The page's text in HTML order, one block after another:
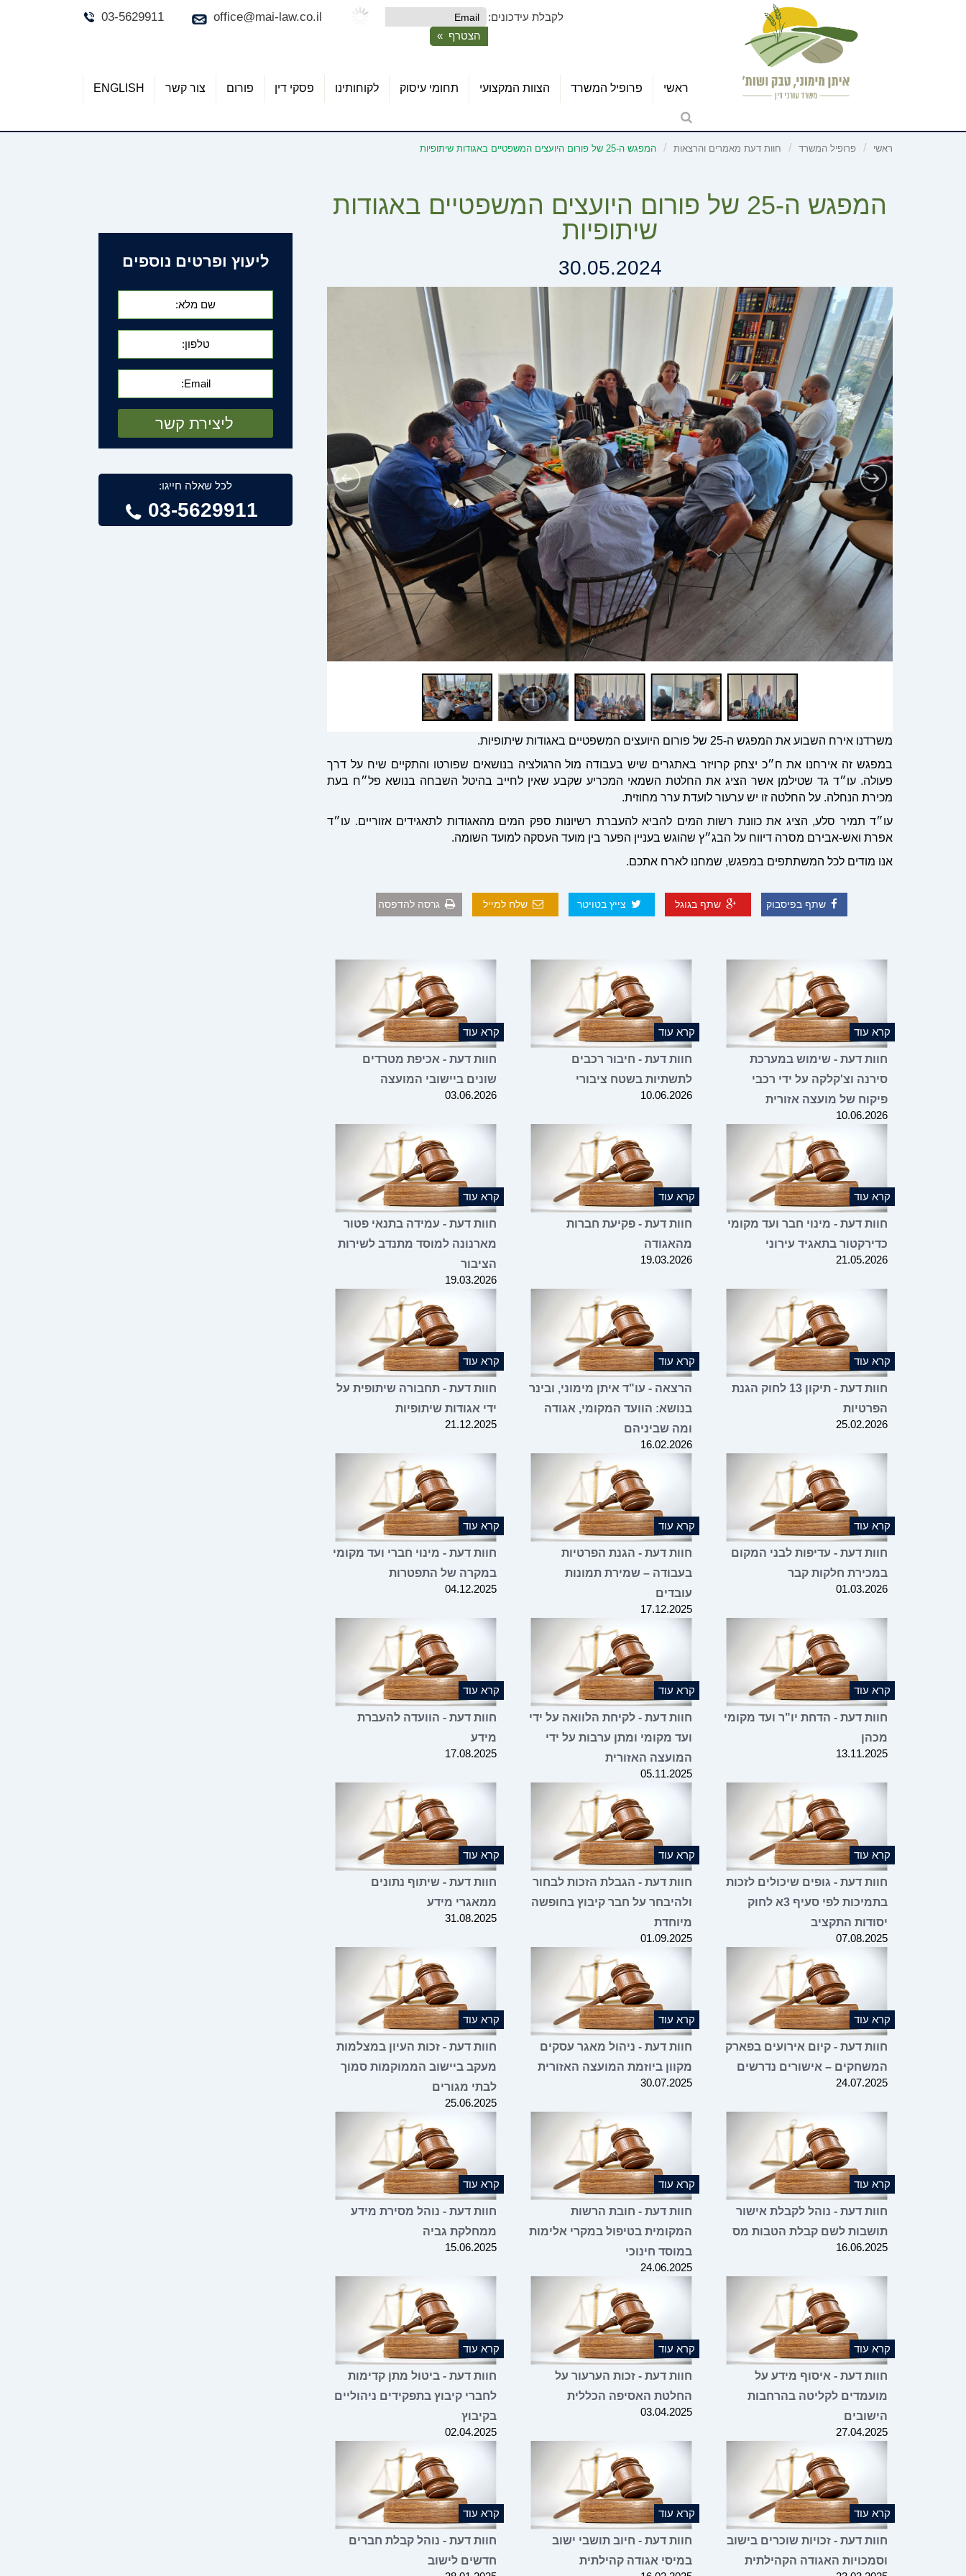
03-5629911 office@mai-law.co.il לקבלת עידכונים:
ראשי פרופיל המשרד הצוות המקצועי תחומי עיסוק לקוחותינו פסקי דין פורום צור קשר ENGLISH
ראשי פרופיל המשרד חוות דעת מאמרים והרצאות המפגש ה-25 של פורום היועצים המשפטיים באגודות שיתופיות
ליעוץ ופרטים נוספים
לכל שאלה חייגו:
03-5629911
המפגש ה-25 של פורום היועצים המשפטיים באגודות
שיתופיות
30.05.2024
משרדנו אירח השבוע את המפגש ה-25 של פורום היועצים המשפטיים באגודות שיתופיות.
במפגש זה אירחנו את ח״כ יצחק קרויזר באתגרים שיש בעבודה מול הרגולציה בנושאים שפורטו והתקיים שיח על דרך
פעולה. עו״ד גד שטילמן אשר הציג את החלטת השמאי המכריע שקבע שאין לחייב בהיטל השבחה בנושא פל״ח בעת
מכירת הנחלה. על החלטה זו יש ערעור לועדת ערר מחוזית.
עו״ד תמיר סלע, הציג את כוונת רשות המים להביא להעברת רשיונות ספק המים מהאגודות לתאגידים אזוריים. עו״ד
אפרת ואש-אבירם מסרה דיווח על הבג״ץ שהוגש בעניין הפער בין מועד העסקה למועד השומה.
אנו מודים לכל המשתתפים במפגש, שמחנו לארח אתכם.
שתף בפיסבוק שתף בגוגל צייץ בטויטר שלח למייל גרסה להדפסה
קרא עוד
חוות דעת - שימוש במערכת
סירנה וצ'קלקה על ידי רכבי
פיקוח של מועצה אזורית
10.06.2026
קרא עוד
חוות דעת - חיבור רכבים
לתשתיות בשטח ציבורי
10.06.2026
קרא עוד
חוות דעת - אכיפת מטרדים
שונים ביישובי המועצה
03.06.2026
קרא עוד
חוות דעת - מינוי חבר ועד מקומי
כדירקטור בתאגיד עירוני
21.05.2026
קרא עוד
חוות דעת - פקיעת חברות
מהאגודה
19.03.2026
קרא עוד
חוות דעת - עמידה בתנאי פטור
מארנונה למוסד מתנדב לשירות
הציבור
19.03.2026
קרא עוד
חוות דעת - תיקון 13 לחוק הגנת
הפרטיות
25.02.2026
קרא עוד
הרצאה - עו"ד איתן מימוני, ובינר
בנושא: הוועד המקומי, אגודה
ומה שביניהם
16.02.2026
קרא עוד
חוות דעת - תחבורה שיתופית על
ידי אגודות שיתופיות
21.12.2025
קרא עוד
חוות דעת - עדיפות לבני המקום
במכירת חלקות קבר
01.03.2026
קרא עוד
חוות דעת - הגנת הפרטיות
בעבודה – שמירת תמונות
עובדים
17.12.2025
קרא עוד
חוות דעת - מינוי חברי ועד מקומי
במקרה של התפטרות
04.12.2025
קרא עוד
חוות דעת - הדחת יו"ר ועד מקומי
מכהן
13.11.2025
קרא עוד
חוות דעת - לקיחת הלוואה על ידי
ועד מקומי ומתן ערבות על ידי
המועצה האזורית
05.11.2025
קרא עוד
חוות דעת - הוועדה להעברת
מידע
17.08.2025
קרא עוד
חוות דעת - גופים שיכולים לזכות
בתמיכות לפי סעיף 3א לחוק
יסודות התקציב
07.08.2025
קרא עוד
חוות דעת - הגבלת הזכות לבחור
ולהיבחר על חבר קיבוץ בחופשה
מיוחדת
01.09.2025
קרא עוד
חוות דעת - שיתוף נתונים
ממאגרי מידע
31.08.2025
קרא עוד
חוות דעת - קיום אירועים בפארק
המשחקים – אישורים נדרשים
24.07.2025
קרא עוד
חוות דעת - ניהול מאגר עסקים
מקוון ביוזמת המועצה האזורית
30.07.2025
קרא עוד
חוות דעת - זכות העיון במצלמות
מעקב ביישוב הממוקמות סמוך
לבתי מגורים
25.06.2025
קרא עוד
חוות דעת - נוהל לקבלת אישור
תושבות לשם קבלת הטבות מס
16.06.2025
קרא עוד
חוות דעת - חובת הרשות
המקומית בטיפול במקרי אלימות
במוסד חינוכי
24.06.2025
קרא עוד
חוות דעת - נוהל מסירת מידע
ממחלקת גביה
15.06.2025
קרא עוד
חוות דעת - איסוף מידע על
מועמדים לקליטה בהרחבות
הישובים
27.04.2025
קרא עוד
חוות דעת - זכות הערעור על
החלטת האסיפה הכללית
03.04.2025
קרא עוד
חוות דעת - ביטול מתן קדימות
לחברי קיבוץ בתפקידים ניהוליים
בקיבוץ
02.04.2025
קרא עוד
חוות דעת - זכויות שוכרים בישוב
וסמכויות האגודה הקהילתית
קרא עוד
חוות דעת - חיוב תושבי ישוב
במיסי אגודה קהילתית
קרא עוד
חוות דעת - נוהל קבלת חברים
חדשים לישוב